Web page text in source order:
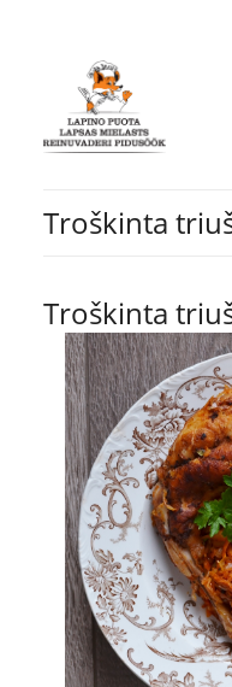
Troškinta
Troškinta